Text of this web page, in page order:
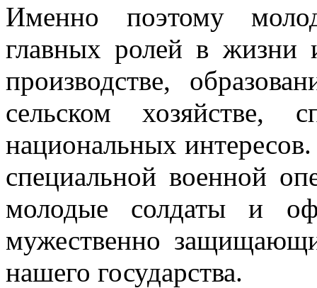
Именно поэтому
главных ролей в жизни
производстве,
сельском хозяйстве,
национальных
специальной военной
молодые солдаты и
мужественно
нашего государства.